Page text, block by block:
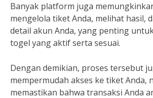
Banyak platform juga
mengelola tiket Anda, melihat hasil,
detail akun Anda, yang penting
togel yang aktif serta sesuai.
Dengan demikian, proses tersebut
mempermudah akses ke tiket Anda,
memastikan bahwa transaksi Anda